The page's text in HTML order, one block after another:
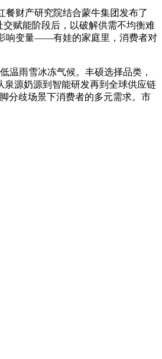
财产研究院结合蒙牛集团发布了
交赋能阶段后，以破解供需不均衡难
响变量——有娃的家庭里，消费者对
雨雪冰冻气候。丰硕选择品类，
源奶源到智能研发再到全球供应链
分歧场景下消费者的多元需求。市